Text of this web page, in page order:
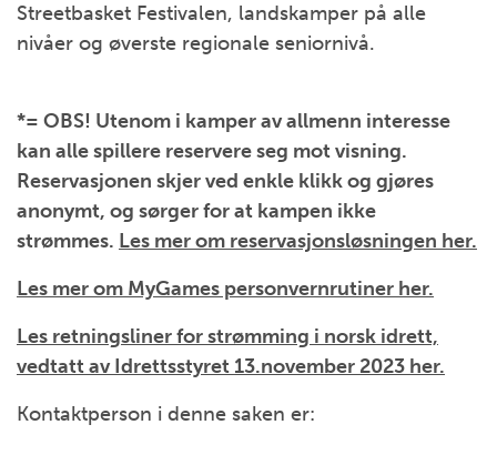
Streetbasket Festivalen, landskamper på alle
nivåer og øverste regionale seniornivå.
*= OBS! Utenom i kamper av allmenn interesse
kan alle spillere reservere seg mot visning.
Reservasjonen skjer ved enkle klikk og gjøres
anonymt, og sørger for at kampen ikke
strømmes. Les mer om reservasjonsløsningen her.
Les mer om MyGames personvernrutiner her.
Les retningsliner for strømming i norsk idrett,
vedtatt av Idrettsstyret 13.november 2023 her.
Kontaktperson i denne saken er: